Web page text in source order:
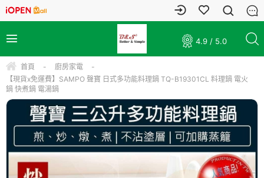
4.9 / 5.0
首頁 - 廚房家電
-
【現貨x免運費】SAMPO 聲寶 日式多功能料理鍋 TQ-B19301CL 料理鍋 電火
鍋 快煮鍋 電湯鍋